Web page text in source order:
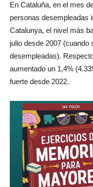
En Cataluña, en el mes
personas desempleadas
Catalunya, el nivel más
julio desde 2007 (cuando
desempleadas).
aumentado un 1,4%
fuerte desde 2022.